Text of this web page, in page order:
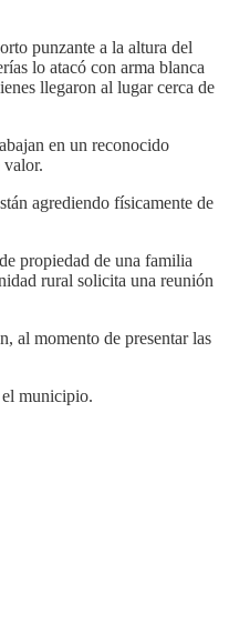
punzante a la altura del
lo atacó con arma blanca
llegaron al lugar cerca de
en un reconocido
valor.
agrediendo físicamente de
propiedad de una familia
rural solicita una reunión
al momento de presentar las
el municipio.